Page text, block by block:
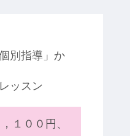
別指導」か
ッスン
１００円、